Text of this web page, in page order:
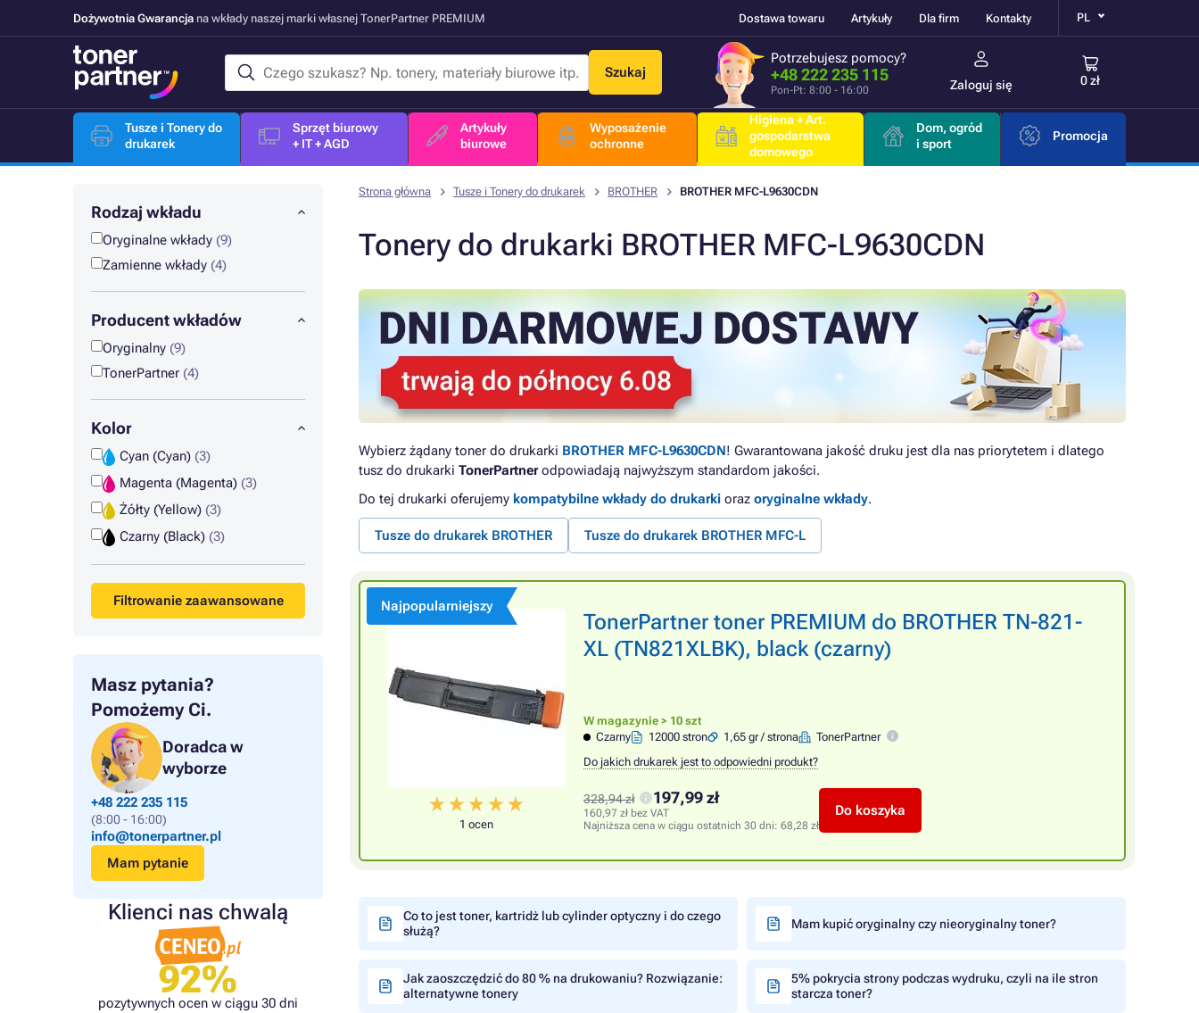
Dożywotnia Gwarancja na wkłady naszej marki własnej TonerPartner PREMIUM Dostawa towaru Artykuły Dla firm Kontakty PL
Szukaj
Potrzebujesz pomocy?
+48 222 235 115
Pon-Pt: 8:00 - 16:00 Zaloguj się 0 zł
Tusze i Tonery do
drukarek
Sprzęt biurowy
+ IT + AGD
Artykuły
biurowe
Wyposażenie
ochronne
Higiena + Art.
gospodarstwa
domowego
Dom, ogród
i sport
Promocja
Rodzaj wkładu
Oryginalne wkłady (9)
Zamienne wkłady (4)
Producent wkładów
Oryginalny (9)
TonerPartner (4)
Kolor
Cyan (Cyan) (3)
Magenta (Magenta) (3)
Żółty (Yellow) (3)
Czarny (Black) (3)
Filtrowanie zaawansowane
Masz pytania?
Pomożemy Ci.
Doradca w
wyborze
+48 222 235 115
(8:00 - 16:00)
info@tonerpartner.pl
Mam pytanie
Klienci nas chwalą
92%
pozytywnych ocen w ciągu 30 dni
Strona główna Tusze i Tonery do drukarek BROTHER BROTHER MFC-L9630CDN
Tonery do drukarki BROTHER MFC-L9630CDN
Wybierz żądany toner do drukarki BROTHER MFC-L9630CDN! Gwarantowana jakość druku jest dla nas priorytetem i dlatego
tusz do drukarki TonerPartnerodpowiadają najwyższym standardom jakości.
Do tej drukarki oferujemy kompatybilne wkłady do drukarki oraz oryginalne wkłady.
Tusze do drukarek BROTHER Tusze do drukarek BROTHER MFC-L
Najpopularniejszy
1 ocen
TonerPartner toner PREMIUM do BROTHER TN-821-
XL (TN821XLBK), black (czarny)
W magazynie > 10 szt
Czarny
12000 stron 1,65 gr / strona
TonerPartner
Do jakich drukarek jest to odpowiedni produkt?
328,94 zł 197,99 zł
160,97 zł bez VAT
Najniższa cena w ciągu ostatnich 30 dni: 68,28 zł
Do koszyka
Co to jest toner, kartridż lub cylinder optyczny i do czego
służą?
Mam kupić oryginalny czy nieoryginalny toner?
Jak zaoszczędzić do 80 % na drukowaniu? Rozwiązanie:
alternatywne tonery
5% pokrycia strony podczas wydruku, czyli na ile stron
starcza toner?